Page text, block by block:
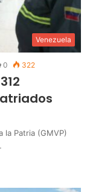
Venezuela
0 322
la Patria (GMVP)